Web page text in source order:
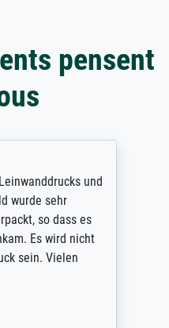
pensent
und
wurde sehr
so dass es
Es wird nicht
sein. Vielen